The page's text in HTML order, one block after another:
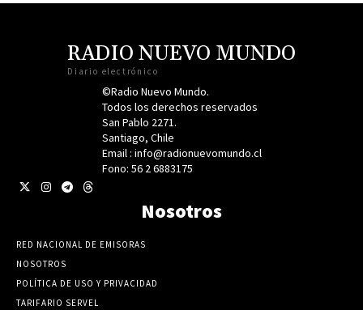
RADIO NUEVO MUNDO
Diario electrónico
©Radio Nuevo Mundo.
Todos los derechos reservados
San Pablo 2271.
Santiago, Chile
Email : info@radionuevomundo.cl
Fono: 56 2 6883175
Nosotros
RED NACIONAL DE EMISORAS
NOSOTROS
POLÍTICA DE USO Y PRIVACIDAD
TARIFARIO SERVEL